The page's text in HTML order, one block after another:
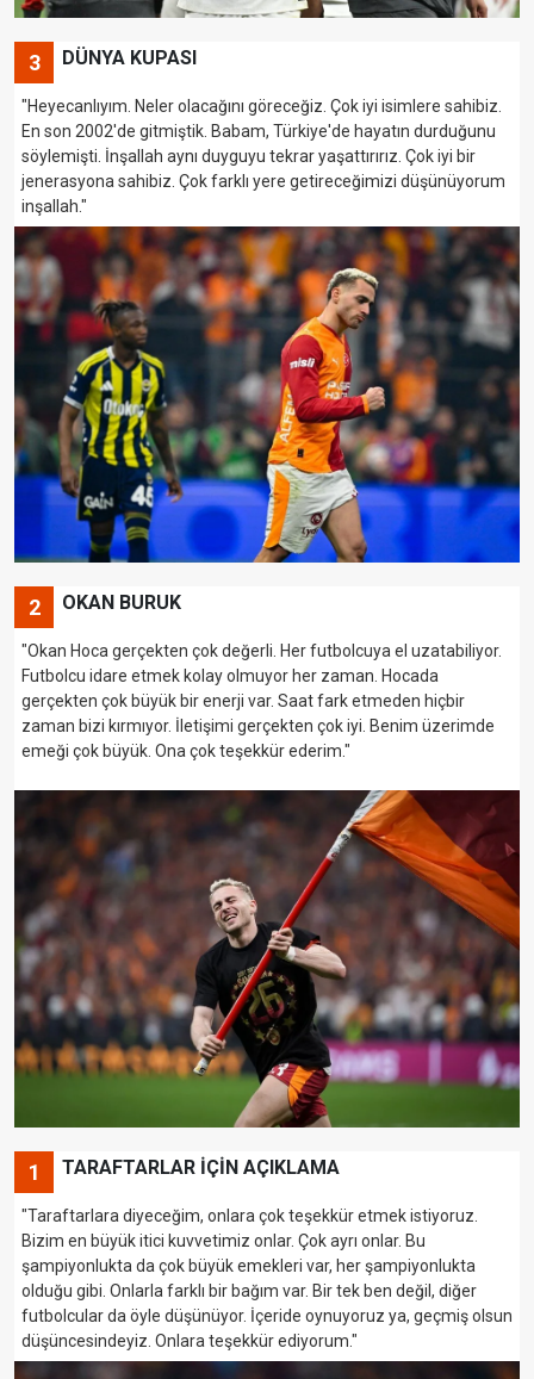
3 DÜNYA KUPASI
"Heyecanlıyım. Neler olacağını göreceğiz. Çok iyi isimlere sahibiz.
En son 2002'de gitmiştik. Babam, Türkiye'de hayatın durduğunu
söylemişti. İnşallah aynı duyguyu tekrar yaşattırırız. Çok iyi bir
jenerasyona sahibiz. Çok farklı yere getireceğimizi düşünüyorum
inşallah."
2 OKAN BURUK
"Okan Hoca gerçekten çok değerli. Her futbolcuya el uzatabiliyor.
Futbolcu idare etmek kolay olmuyor her zaman. Hocada
gerçekten çok büyük bir enerji var. Saat fark etmeden hiçbir
zaman bizi kırmıyor. İletişimi gerçekten çok iyi. Benim üzerimde
emeği çok büyük. Ona çok teşekkür ederim."
1 TARAFTARLAR İÇİN AÇIKLAMA
"Taraftarlara diyeceğim, onlara çok teşekkür etmek istiyoruz.
Bizim en büyük itici kuvvetimiz onlar. Çok ayrı onlar. Bu
şampiyonlukta da çok büyük emekleri var, her şampiyonlukta
olduğu gibi. Onlarla farklı bir bağım var. Bir tek ben değil, diğer
futbolcular da öyle düşünüyor. İçeride oynuyoruz ya, geçmiş olsun
düşüncesindeyiz. Onlara teşekkür ediyorum."